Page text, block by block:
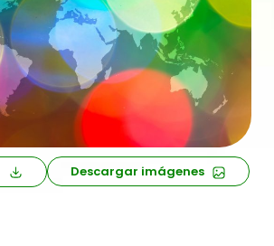
Descargar imágenes